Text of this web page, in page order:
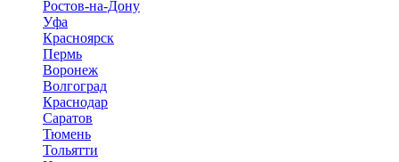
Ростов-на-Дону
Уфа
Красноярск
Пермь
Воронеж
Волгоград
Краснодар
Саратов
Тюмень
Тольятти